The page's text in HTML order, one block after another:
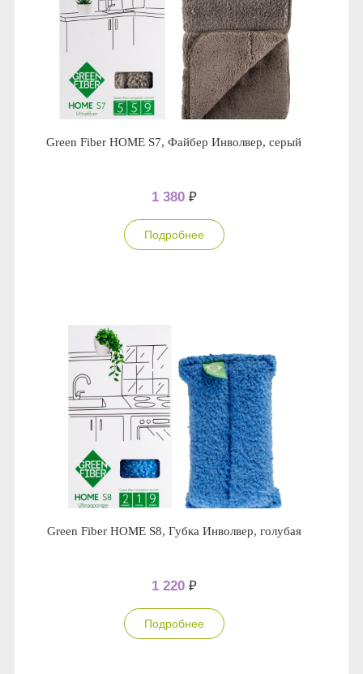
Green Fiber HOME S7, Файбер Инволвер, серый
1 380 ₽
Подробнее
Green Fiber HOME S8, Губка Инволвер, голубая
1 220 ₽
Подробнее